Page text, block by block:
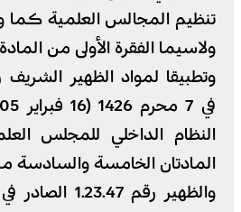
تنظيم المجالس العلمية كما
ولاسيما الفقرة الأولى من
النظام الداخلي للمجلس
المادتان الخامسة والسادسة